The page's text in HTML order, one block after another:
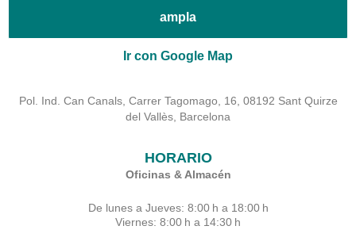
ampla
Ir con Google Map
Pol. Ind. Can Canals, Carrer Tagomago, 16, 08192 Sant Quirze
del Vallès, Barcelona
HORARIO
Oficinas & Almacén
De lunes a Jueves: 8:00 h a 18:00 h
Viernes: 8:00 h a 14:30 h